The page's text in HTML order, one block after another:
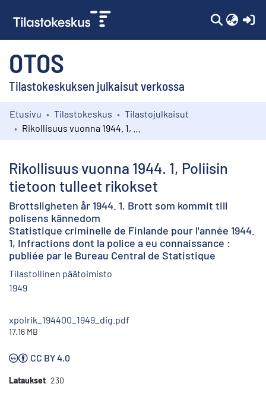
OTOS
Tilastokeskuksen julkaisut verkossa
Kokoelmat
Etusivu Tilastokeskus
Tilastojulkaisut
Rikollisuus vuonna 1944. 1, Poliisin
tietoon tulleet rikokset
Brottsligheten år 1944. 1, Brott som kommit till
polisens kännedom
Statistique criminelle de Finlande pour l'année 1944.
1, Infractions dont la police a eu connaissance :
publiée par le Bureau Central de Statistique
Tilastollinen päätoimisto
1949
xpolrik_194400_1949_dig.pdf
17.16 MB
CC BY 4.0
Lataukset 230